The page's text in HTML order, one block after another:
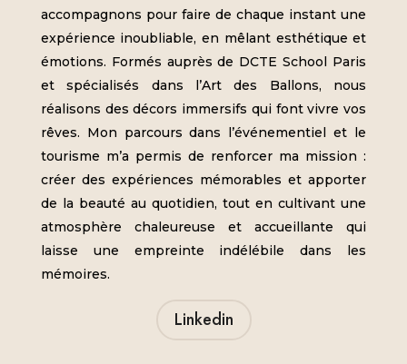
accompagnons pour faire de chaque instant une
expérience inoubliable, en mêlant esthétique et
émotions. Formés auprès de DCTE School Paris
et spécialisés dans l’Art des Ballons, nous
réalisons des décors immersifs qui font vivre vos
rêves. Mon parcours dans l’événementiel et le
tourisme m’a permis de renforcer ma mission :
créer des expériences mémorables et apporter
de la beauté au quotidien, tout en cultivant une
atmosphère chaleureuse et accueillante qui
laisse une empreinte indélébile dans les
mémoires.
Linkedin